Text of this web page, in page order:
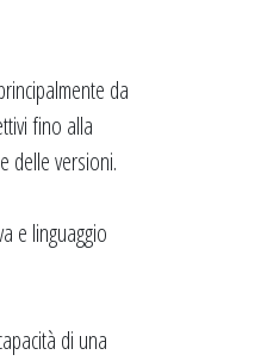
da
fino alla
delle versioni.
e linguaggio
di una